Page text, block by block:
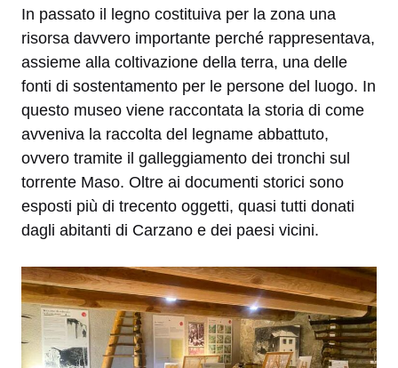
In passato il legno costituiva per la zona una
risorsa davvero importante perché rappresentava,
assieme alla coltivazione della terra, una delle
fonti di sostentamento per le persone del luogo. In
questo museo viene raccontata la storia di come
avveniva la raccolta del legname abbattuto,
ovvero tramite il galleggiamento dei tronchi sul
torrente Maso. Oltre ai documenti storici sono
esposti più di trecento oggetti, quasi tutti donati
dagli abitanti di Carzano e dei paesi vicini.